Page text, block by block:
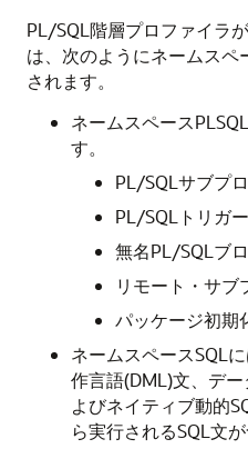
PL/SQL階層プロファイラ
は、次のようにネームスペ
されます。
ネームスペース
す。
PL/SQLサブプ
PL/SQLトリガー
無名PL/SQLブ
リモート・サブ
パッケージ初期
ネームスペースSQL
作言語(DML)文、デ
よびネイティブ動的
ら実行されるSQL文が